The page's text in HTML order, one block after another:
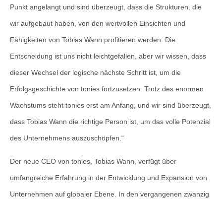
Punkt angelangt und sind überzeugt, dass die Strukturen, die
wir aufgebaut haben, von den wertvollen Einsichten und
Fähigkeiten von Tobias Wann profitieren werden. Die
Entscheidung ist uns nicht leichtgefallen, aber wir wissen, dass
dieser Wechsel der logische nächste Schritt ist, um die
Erfolgsgeschichte von tonies fortzusetzen: Trotz des enormen
Wachstums steht tonies erst am Anfang, und wir sind überzeugt,
dass Tobias Wann die richtige Person ist, um das volle Potenzial
des Unternehmens auszuschöpfen.“
Der neue CEO von tonies, Tobias Wann, verfügt über
umfangreiche Erfahrung in der Entwicklung und Expansion von
Unternehmen auf globaler Ebene. In den vergangenen zwanzig